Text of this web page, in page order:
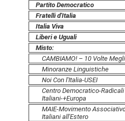
Partito Democratico
Fratelli d'Italia
Italia Viva
Liberi e Uguali
Misto:
CAMBIAMO! – 10 Volte
Minoranze Linguistiche
Noi Con l'Italia-USEI
Centro Democratico-Radicali
Italiani-+Europa
MAIE-Movimento
Italiani all'Estero